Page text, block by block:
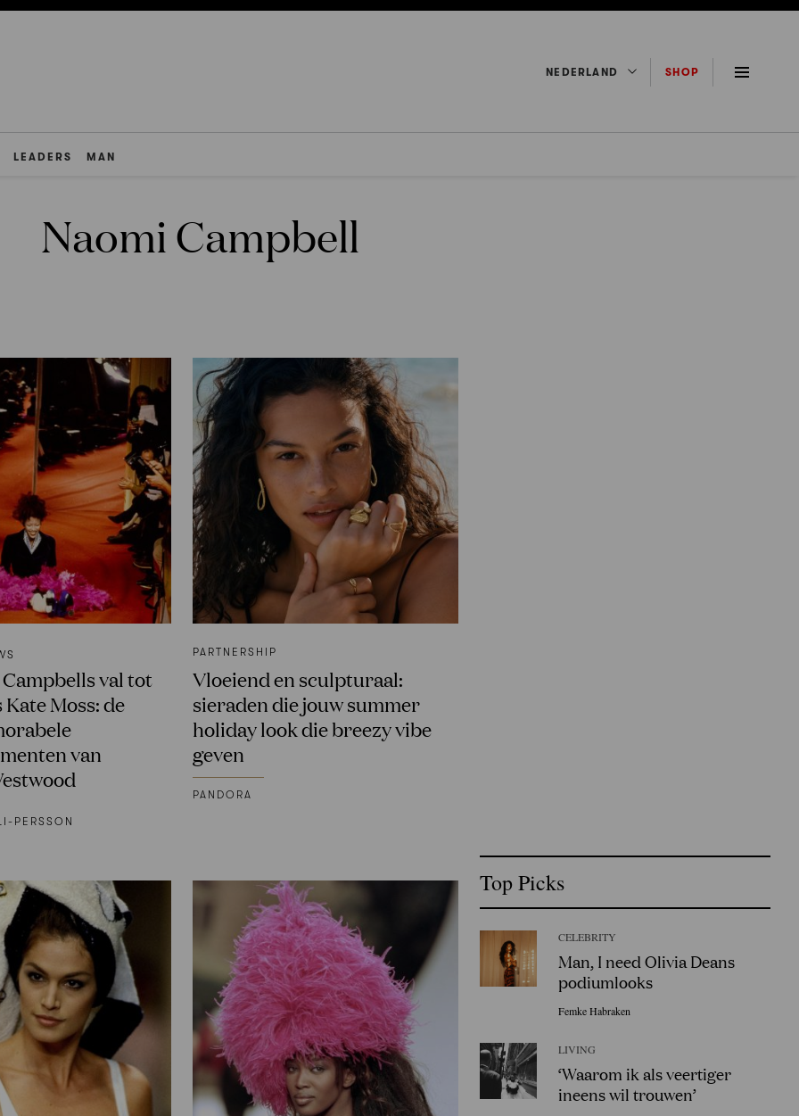
NEDERLAND SHOP
LEADERS MAN
Naomi Campbell
val tot
Moss: de
van
PERSSON
PARTNERSHIP
Vloeiend en sculpturaal:
sieraden die jouw summer
holiday look die breezy vibe
geven
PANDORA
Top Picks
CELEBRITY
Man, I need Olivia Deans
podiumlooks
Femke Habraken
LIVING
‘Waarom ik als veertiger
ineens wil trouwen’